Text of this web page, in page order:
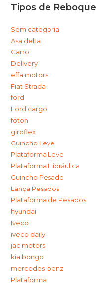
Tipos de Reboque
Sem categoria
Asa delta
Carro
Delivery
effa motors
Fiat Strada
ford
Ford cargo
foton
giroflex
Guincho Leve
Plataforma Leve
Plataforma Hidráulica
Guincho Pesado
Lança Pesados
Plataforma de Pesados
hyundai
Iveco
iveco daily
jac motors
kia bongo
mercedes-benz
Plataforma